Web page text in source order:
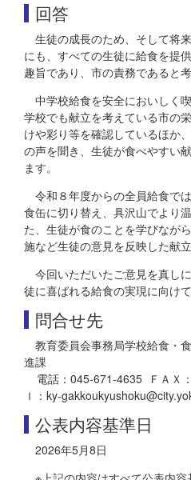
回答
生徒の成長のため、そして将
にも、すべての生徒に給食を提
趣旨であり、市の責務であると考
中学校給食を安全においしく
学校でも献立を考えている市の
けや彩り等を確認しているほか
の声を聞き、生徒が食べやすい
ます。
令和８年度からの全員給食で
食缶に切り替え、具沢山でより
た、生徒が食のことを学びなが
施など生徒の意見を反映した献
今回いただいたご意見を真し
徒に喜ばれる給食の実現に向け
問合せ先
教育委員会事務局学校給食・
進課
電話：045-671-4635 ＦＡＸ
ｌ：ky-
公表内容基準日
2026年5月8日